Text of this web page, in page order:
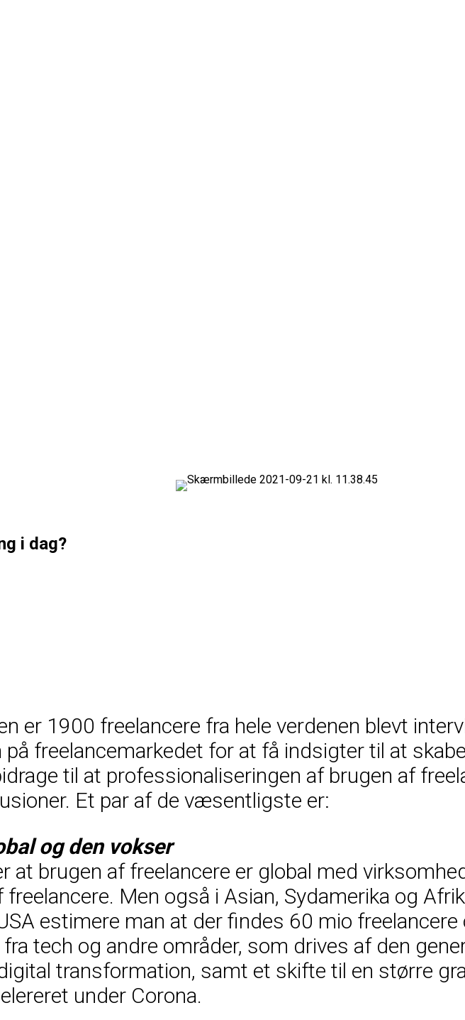
i dag?
er 1900 freelancere fra hele verdenen blevt
freelancemarkedet for at få indsigter til at
til at professionaliseringen af brugen af
Et par af de væsentligste er:
og den vokser
at brugen af freelancere er global med
Men også i Asian, Sydamerika og
estimere man at der findes 60 mio
tech og andre områder, som drives af den
transformation, samt et skifte til en større
under Corona.